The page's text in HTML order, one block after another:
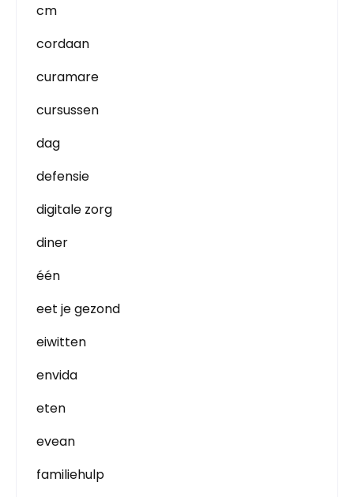
cm
cordaan
curamare
cursussen
dag
defensie
digitale zorg
diner
één
eet je gezond
eiwitten
envida
eten
evean
familiehulp